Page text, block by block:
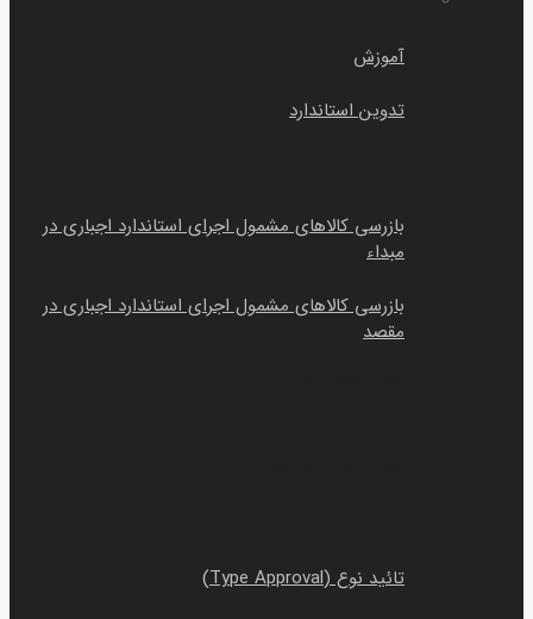
آموزش
تدوین استاندارد
بازرسی کالاهای مشمول اجرای استاندارد اجباری در
مبداء
بازرسی کالاهای مشمول اجرای استاندارد اجباری در
مقصد
تائید نوع (Type Approval)